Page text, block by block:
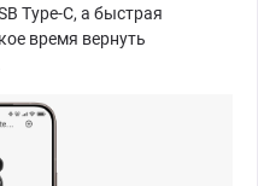
Type-C, а быстрая
время вернуть